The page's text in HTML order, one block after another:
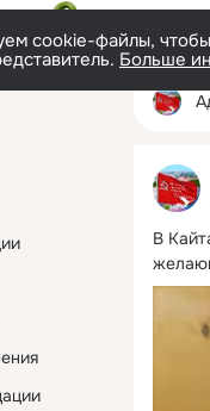
cookie-файлы,
Больше
В